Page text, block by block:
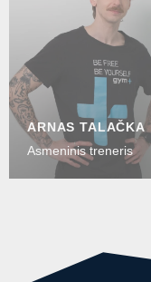
ARNAS TALAČKA
Asmeninis treneris